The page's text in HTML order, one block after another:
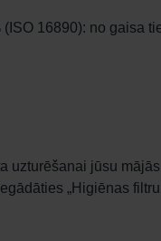
16890): no gaisa
uzturēšanai jūsu
„Higiēnas